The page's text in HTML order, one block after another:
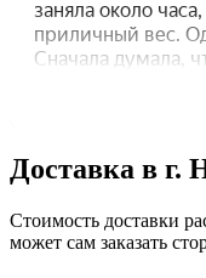
Доставка в г.
Стоимость доставки
может сам заказать